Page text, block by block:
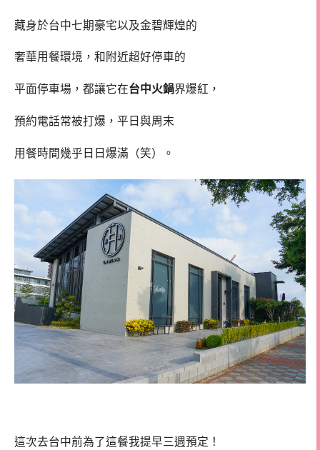
藏身於台中七期豪宅以及金碧輝煌的
奢華用餐環境，和附近超好停車的
平面停車場，都讓它在台中火鍋界爆紅，
預約電話常被打爆，平日與周末
用餐時間幾乎日日爆滿（笑）。
這次去台中前為了這餐我提早三週預定！